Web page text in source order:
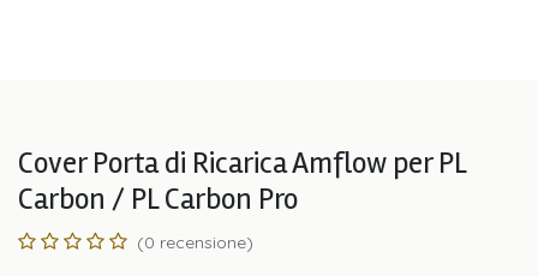
Cover Porta di Ricarica Amflow per PL
Carbon / PL Carbon Pro
(0 recensione)